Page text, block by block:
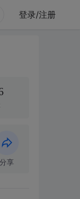
登录/注册
分享